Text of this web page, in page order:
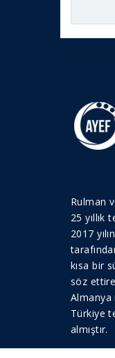
Rulman
25 yıllık
2017
kısa bir
söz
Almanya
Türkiye
almıştır.